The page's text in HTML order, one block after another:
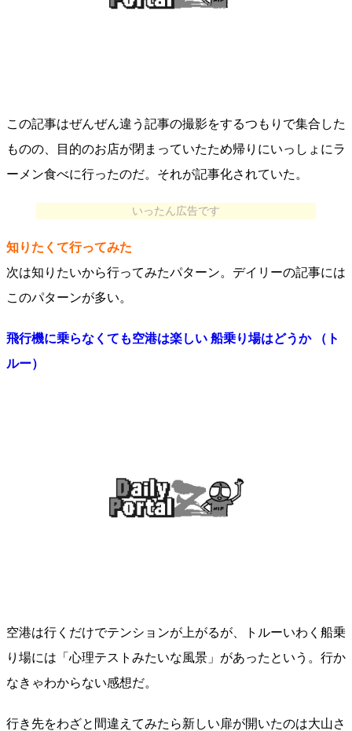
この記事はぜんぜん違う記事の撮影をするつもりで集合した
ものの、目的のお店が閉まっていたため帰りにいっしょにラ
ーメン食べに行ったのだ。それが記事化されていた。
いったん広告です
知りたくて行ってみた
次は知りたいから行ってみたパターン。デイリーの記事には
このパターンが多い。
飛行機に乗らなくても空港は楽しい 船乗り場はどうか （ト
ルー）
空港は行くだけでテンションが上がるが、トルーいわく船乗
り場には「心理テストみたいな風景」があったという。行か
なきゃわからない感想だ。
行き先をわざと間違えてみたら新しい扉が開いたのは大山さ